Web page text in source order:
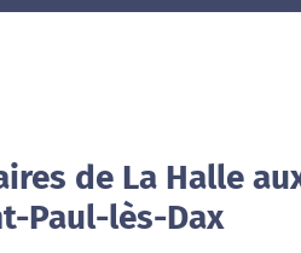
de La Halle
Paul-lès-Dax